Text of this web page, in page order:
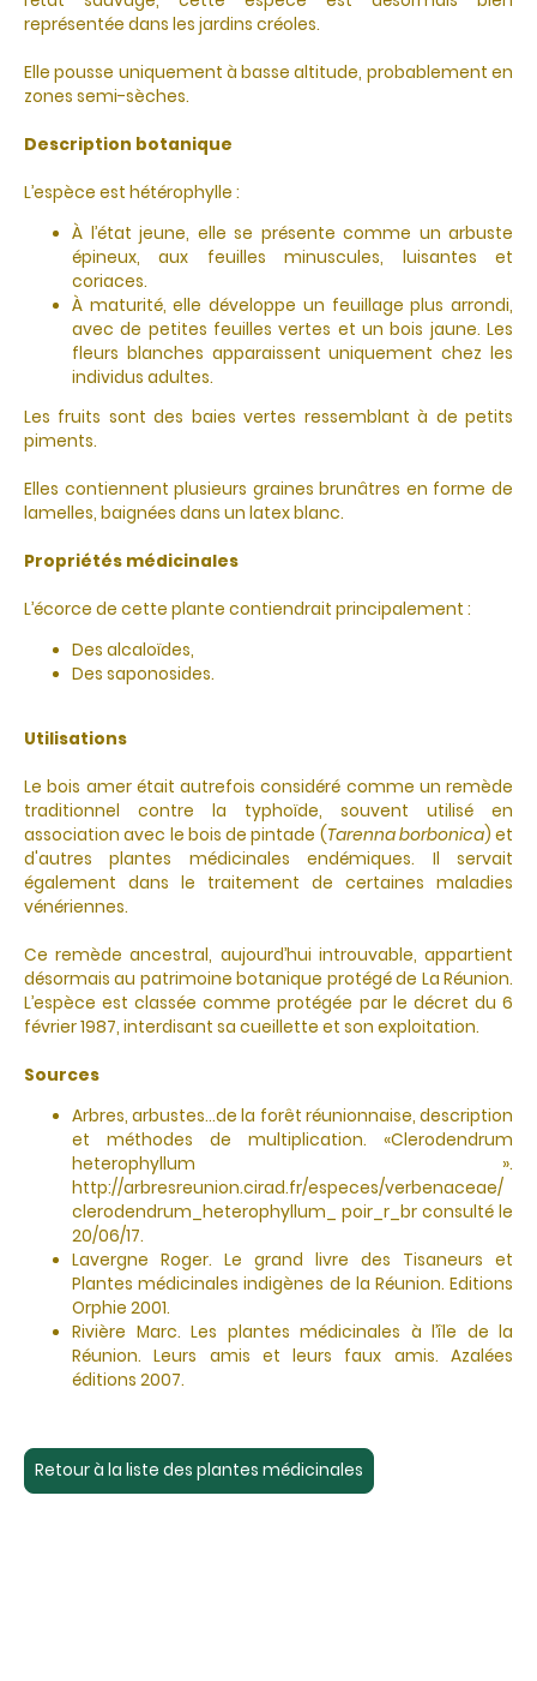
représentée dans les jardins créoles.
Elle pousse uniquement à basse altitude, probablement en
zones semi-sèches.
Description botanique
L’espèce est hétérophylle :
À l’état jeune, elle se présente comme un arbuste
épineux, aux feuilles minuscules, luisantes et
coriaces.
À maturité, elle développe un feuillage plus arrondi,
avec de petites feuilles vertes et un bois jaune. Les
fleurs blanches apparaissent uniquement chez les
individus adultes.
Les fruits sont des baies vertes ressemblant à de petits
piments.
Elles contiennent plusieurs graines brunâtres en forme de
lamelles, baignées dans un latex blanc.
Propriétés médicinales
L’écorce de cette plante contiendrait principalement :
Des alcaloïdes,
Des saponosides.
Utilisations
Le bois amer était autrefois considéré comme un remède
traditionnel contre la typhoïde, souvent utilisé en
association avec le bois de pintade (Tarenna borbonica) et
d'autres plantes médicinales endémiques. Il servait
également dans le traitement de certaines maladies
vénériennes.
Ce remède ancestral, aujourd’hui introuvable, appartient
désormais au patrimoine botanique protégé de La Réunion.
L’espèce est classée comme protégée par le décret du 6
février 1987, interdisant sa cueillette et son exploitation.
Sources
Arbres, arbustes…de la forêt réunionnaise, description
et méthodes de multiplication. «Clerodendrum
heterophyllum ».
http://arbresreunion.cirad.fr/especes/verbenaceae/
clerodendrum_heterophyllum_ poir_r_br consulté le
20/06/17.
Lavergne Roger. Le grand livre des Tisaneurs et
Plantes médicinales indigènes de la Réunion. Editions
Orphie 2001.
Rivière Marc. Les plantes médicinales à l’île de la
Réunion. Leurs amis et leurs faux amis. Azalées
éditions 2007.
Retour à la liste des plantes médicinales